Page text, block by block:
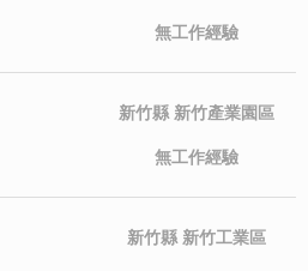
無工作經驗
新竹縣 新竹產業園區
無工作經驗
新竹縣 新竹工業區